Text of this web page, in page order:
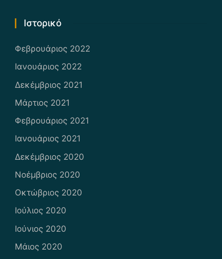
Ιστορικό
Φεβρουάριος 2022
Ιανουάριος 2022
Δεκέμβριος 2021
Μάρτιος 2021
Φεβρουάριος 2021
Ιανουάριος 2021
Δεκέμβριος 2020
Νοέμβριος 2020
Οκτώβριος 2020
Ιούλιος 2020
Ιούνιος 2020
Μάιος 2020